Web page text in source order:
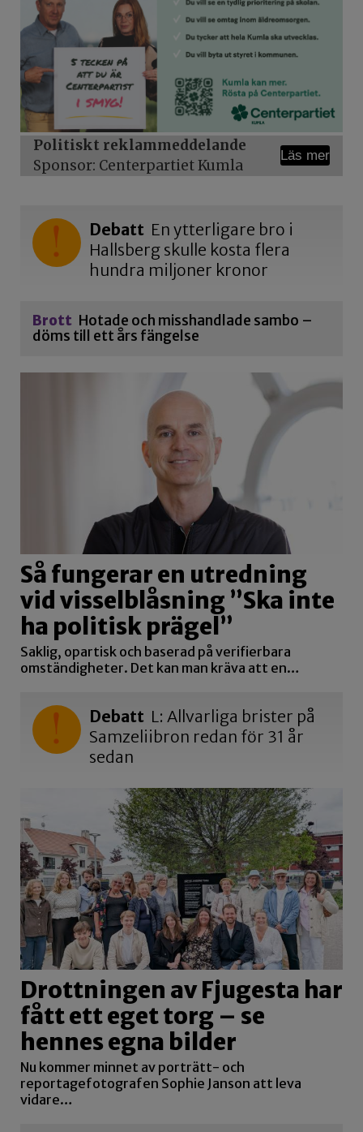
Politiskt reklammeddelande
Sponsor: Centerpartiet Kumla
Läs mer
Debatt En ytterligare bro i
Hallsberg skulle kosta flera
hundra miljoner kronor
Brott Hotade och misshandlade sambo –
döms till ett års fängelse
Så fungerar en utredning
vid visselblåsning ”Ska inte
ha politisk prägel”
Saklig, opartisk och baserad på verifierbara
omständigheter. Det kan man kräva att en…
Debatt L: Allvarliga brister på
Samzeliibron redan för 31 år
sedan
Drottningen av Fjugesta har
fått ett eget torg – se
hennes egna bilder
Nu kommer minnet av porträtt- och
reportagefotografen Sophie Janson att leva
vidare…